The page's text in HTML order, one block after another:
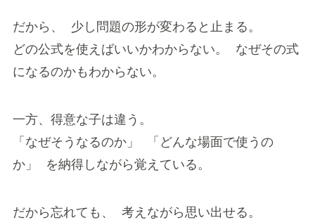
だから、 少し問題の形が変わると止まる。
どの公式を使えばいいかわからない。 なぜその式
になるのかもわからない。
一方、得意な子は違う。
「なぜそうなるのか」 「どんな場面で使うの
か」 を納得しながら覚えている。
だから忘れても、 考えながら思い出せる。